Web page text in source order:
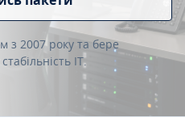
з 2007 року та бере
IT.